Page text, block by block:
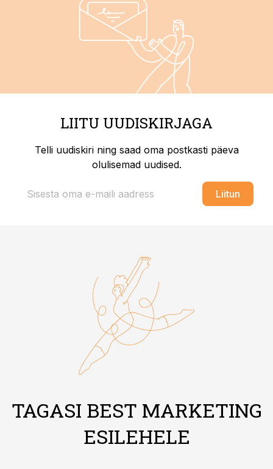
LIITU UUDISKIRJAGA
Telli uudiskiri ning saad oma postkasti päeva
olulisemad uudised.
Liitun
TAGASI BEST MARKETING
ESILEHELE